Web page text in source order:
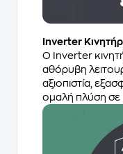
Inverter
Ο Inverter
αθόρυβη
αξιοπιστία,
ομαλή πλύση σε